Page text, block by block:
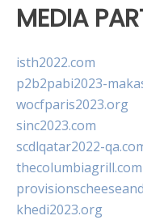
MEDIA
isth2022.com
p2b2pabi2023-
wocfparis2023.org
sinc2023.com
scdlqatar2022-
thecolumbiagrill.com
khedi2023.org